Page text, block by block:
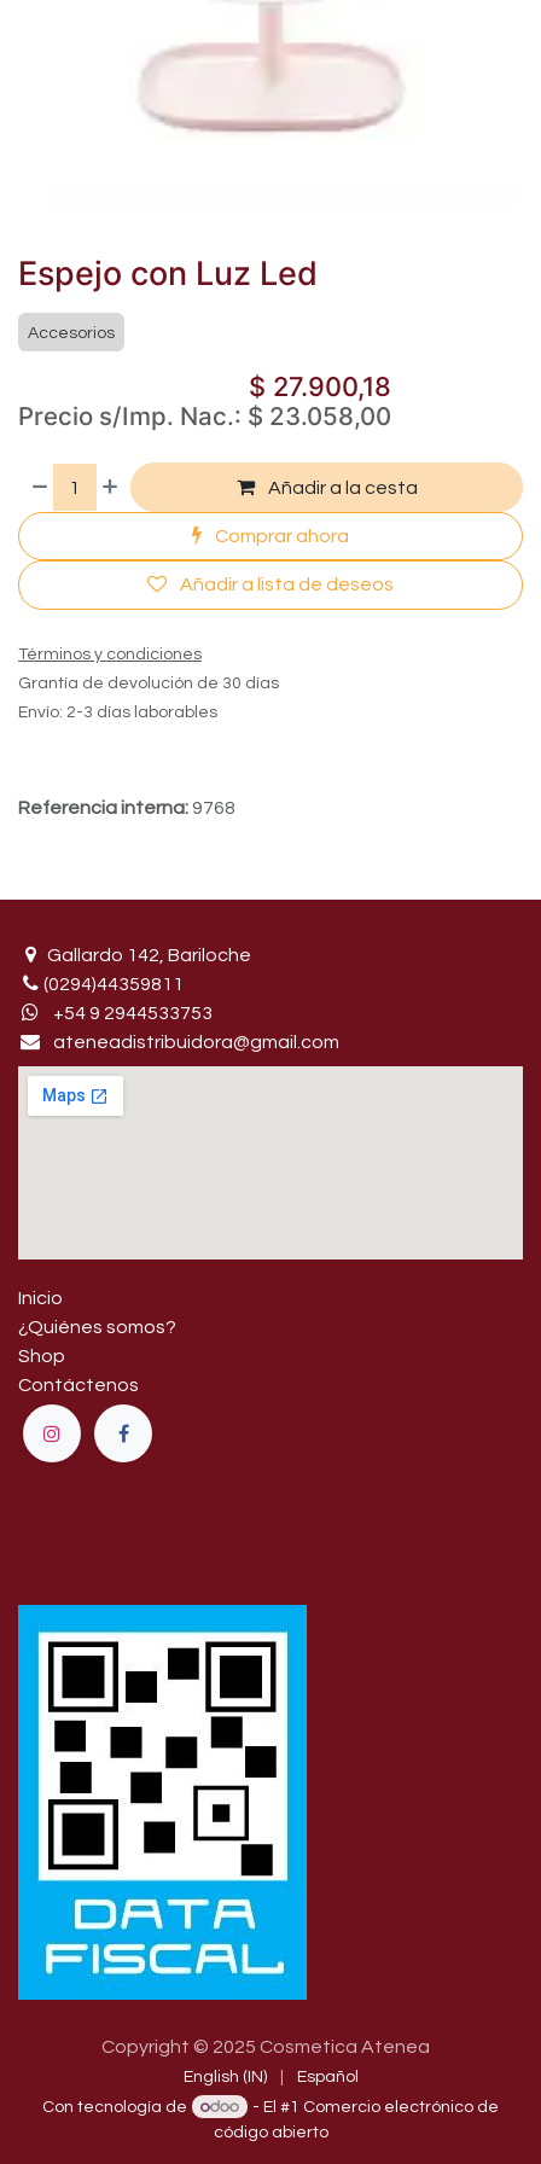
Espejo con Luz Led
Accesorios
$ 27.900,18
Precio s/Imp. Nac.: $ 23.058,00
Añadir a la cesta
Comprar ahora
Añadir a lista de deseos
Términos y condiciones
Grantía de devolución de 30 días
Envío: 2-3 días laborables
Referencia interna: 9768
Gallardo 142, Bariloche
(0294)44359811
+54 9 29445​33753
ateneadistribuidora@gmail.com
Inicio
¿Quiénes somos?
Shop
Contáctenos
Copyright © 2025 Cosmetica Atenea
English (IN)
Español
Con tecnología de
- El #1 Comercio electrónico de
código abierto